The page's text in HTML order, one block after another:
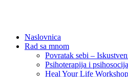
Naslovnica
Rad sa mnom
Povratak sebi –
Psihoterapija i
Heal Your Life